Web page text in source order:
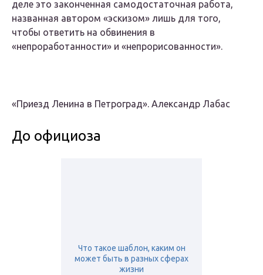
деле это законченная самодостаточная работа,
названная автором «эскизом» лишь для того,
чтобы ответить на обвинения в
«непроработанности» и «непрорисованности».
«Приезд Ленина в Петроград». Александр Лабас
До официоза
Что такое шаблон, каким он
может быть в разных сферах
жизни